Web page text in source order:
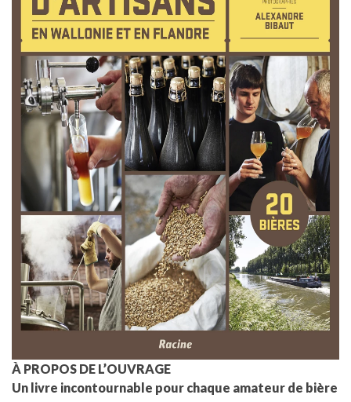
À PROPOS DE L’OUVRAGE
Un livre incontournable pour chaque amateur de bière